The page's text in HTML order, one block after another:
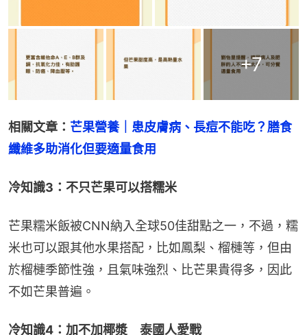
+7
相關文章： 芒果營養｜患皮膚病、長痘不能吃？膳食
纖維多助消化但要適量食用
冷知識3：不只芒果可以搭糯米
芒果糯米飯被CNN納入全球50佳甜點之一，不過，糯
米也可以跟其他水果搭配，比如鳳梨、榴槤等，但由
於榴槤季節性強，且氣味強烈、比芒果貴得多，因此
不如芒果普遍。
冷知識4：加不加椰漿　泰國人愛戰